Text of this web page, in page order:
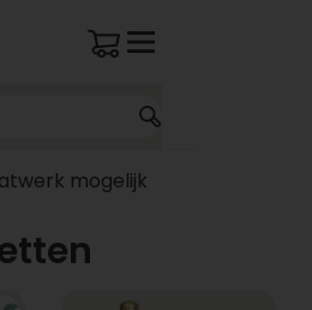
mogelijk